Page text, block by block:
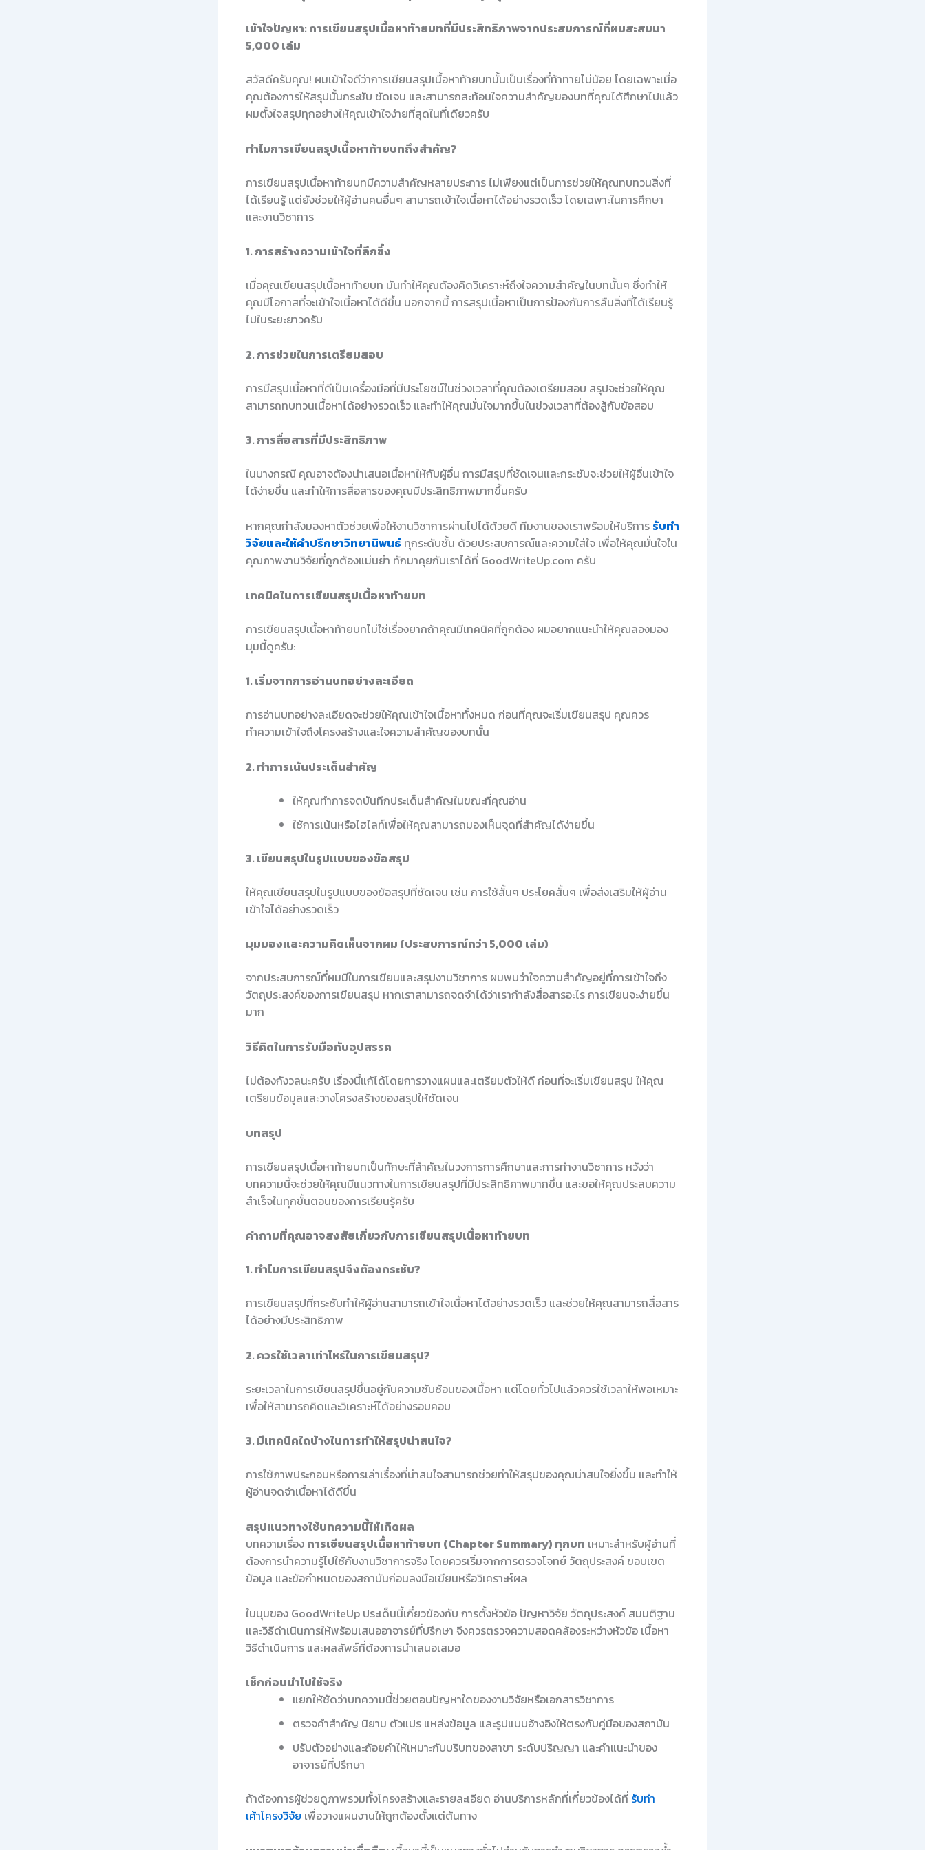
เข้าใจปัญหา: การเขียนสรุปเนื้อหาท้ายบทที่มีประสิทธิภาพจากประสบการณ์ที่ผมสะสมมา
5,000 เล่ม
สวัสดีครับคุณ! ผมเข้าใจดีว่าการเขียนสรุปเนื้อหาท้ายบทนั้นเป็นเรื่องที่ท้าทายไม่น้อย โดยเฉพาะเมื่อ
คุณต้องการให้สรุปนั้นกระชับ ชัดเจน และสามารถสะท้อนใจความสำคัญของบทที่คุณได้ศึกษาไปแล้ว
ผมตั้งใจสรุปทุกอย่างให้คุณเข้าใจง่ายที่สุดในที่เดียวครับ
ทำไมการเขียนสรุปเนื้อหาท้ายบทถึงสำคัญ?
การเขียนสรุปเนื้อหาท้ายบทมีความสำคัญหลายประการ ไม่เพียงแต่เป็นการช่วยให้คุณทบทวนสิ่งที่
ได้เรียนรู้ แต่ยังช่วยให้ผู้อ่านคนอื่นๆ สามารถเข้าใจเนื้อหาได้อย่างรวดเร็ว โดยเฉพาะในการศึกษา
และงานวิชาการ
1. การสร้างความเข้าใจที่ลึกซึ้ง
เมื่อคุณเขียนสรุปเนื้อหาท้ายบท มันทำให้คุณต้องคิดวิเคราะห์ถึงใจความสำคัญในบทนั้นๆ ซึ่งทำให้
คุณมีโอกาสที่จะเข้าใจเนื้อหาได้ดีขึ้น นอกจากนี้ การสรุปเนื้อหาเป็นการป้องกันการลืมสิ่งที่ได้เรียนรู้
ไปในระยะยาวครับ
2. การช่วยในการเตรียมสอบ
การมีสรุปเนื้อหาที่ดีเป็นเครื่องมือที่มีประโยชน์ในช่วงเวลาที่คุณต้องเตรียมสอบ สรุปจะช่วยให้คุณ
สามารถทบทวนเนื้อหาได้อย่างรวดเร็ว และทำให้คุณมั่นใจมากขึ้นในช่วงเวลาที่ต้องสู้กับข้อสอบ
3. การสื่อสารที่มีประสิทธิภาพ
ในบางกรณี คุณอาจต้องนำเสนอเนื้อหาให้กับผู้อื่น การมีสรุปที่ชัดเจนและกระชับจะช่วยให้ผู้อื่นเข้าใจ
ได้ง่ายขึ้น และทำให้การสื่อสารของคุณมีประสิทธิภาพมากขึ้นครับ
หากคุณกำลังมองหาตัวช่วยเพื่อให้งานวิชาการผ่านไปได้ด้วยดี ทีมงานของเราพร้อมให้บริการ รับทำ
วิจัยและให้คำปรึกษาวิทยานิพนธ์ ทุกระดับชั้น ด้วยประสบการณ์และความใส่ใจ เพื่อให้คุณมั่นใจใน
คุณภาพงานวิจัยที่ถูกต้องแม่นยำ ทักมาคุยกับเราได้ที่ GoodWriteUp.com ครับ
เทคนิคในการเขียนสรุปเนื้อหาท้ายบท
การเขียนสรุปเนื้อหาท้ายบทไม่ใช่เรื่องยากถ้าคุณมีเทคนิคที่ถูกต้อง ผมอยากแนะนำให้คุณลองมอง
มุมนี้ดูครับ:
1. เริ่มจากการอ่านบทอย่างละเอียด
การอ่านบทอย่างละเอียดจะช่วยให้คุณเข้าใจเนื้อหาทั้งหมด ก่อนที่คุณจะเริ่มเขียนสรุป คุณควร
ทำความเข้าใจถึงโครงสร้างและใจความสำคัญของบทนั้น
2. ทำการเน้นประเด็นสำคัญ
ให้คุณทำการจดบันทึกประเด็นสำคัญในขณะที่คุณอ่าน
ใช้การเน้นหรือไฮไลท์เพื่อให้คุณสามารถมองเห็นจุดที่สำคัญได้ง่ายขึ้น
3. เขียนสรุปในรูปแบบของข้อสรุป
ให้คุณเขียนสรุปในรูปแบบของข้อสรุปที่ชัดเจน เช่น การใช้สั้นๆ ประโยคสั้นๆ เพื่อส่งเสริมให้ผู้อ่าน
เข้าใจได้อย่างรวดเร็ว
มุมมองและความคิดเห็นจากผม (ประสบการณ์กว่า 5,000 เล่ม)
จากประสบการณ์ที่ผมมีในการเขียนและสรุปงานวิชาการ ผมพบว่าใจความสำคัญอยู่ที่การเข้าใจถึง
วัตถุประสงค์ของการเขียนสรุป หากเราสามารถจดจำได้ว่าเรากำลังสื่อสารอะไร การเขียนจะง่ายขึ้น
มาก
วิธีคิดในการรับมือกับอุปสรรค
ไม่ต้องกังวลนะครับ เรื่องนี้แก้ได้โดยการวางแผนและเตรียมตัวให้ดี ก่อนที่จะเริ่มเขียนสรุป ให้คุณ
เตรียมข้อมูลและวางโครงสร้างของสรุปให้ชัดเจน
บทสรุป
การเขียนสรุปเนื้อหาท้ายบทเป็นทักษะที่สำคัญในวงการการศึกษาและการทำงานวิชาการ หวังว่า
บทความนี้จะช่วยให้คุณมีแนวทางในการเขียนสรุปที่มีประสิทธิภาพมากขึ้น และขอให้คุณประสบความ
สำเร็จในทุกขั้นตอนของการเรียนรู้ครับ
คำถามที่คุณอาจสงสัยเกี่ยวกับการเขียนสรุปเนื้อหาท้ายบท
1. ทำไมการเขียนสรุปจึงต้องกระชับ?
การเขียนสรุปที่กระชับทำให้ผู้อ่านสามารถเข้าใจเนื้อหาได้อย่างรวดเร็ว และช่วยให้คุณสามารถสื่อสาร
ได้อย่างมีประสิทธิภาพ
2. ควรใช้เวลาเท่าไหร่ในการเขียนสรุป?
ระยะเวลาในการเขียนสรุปขึ้นอยู่กับความซับซ้อนของเนื้อหา แต่โดยทั่วไปแล้วควรใช้เวลาให้พอเหมาะ
เพื่อให้สามารถคิดและวิเคราะห์ได้อย่างรอบคอบ
3. มีเทคนิคใดบ้างในการทำให้สรุปน่าสนใจ?
การใช้ภาพประกอบหรือการเล่าเรื่องที่น่าสนใจสามารถช่วยทำให้สรุปของคุณน่าสนใจยิ่งขึ้น และทำให้
ผู้อ่านจดจำเนื้อหาได้ดีขึ้น
สรุปแนวทางใช้บทความนี้ให้เกิดผล
บทความเรื่อง การเขียนสรุปเนื้อหาท้ายบท (Chapter Summary) ทุกบท เหมาะสำหรับผู้อ่านที่
ต้องการนำความรู้ไปใช้กับงานวิชาการจริง โดยควรเริ่มจากการตรวจโจทย์ วัตถุประสงค์ ขอบเขต
ข้อมูล และข้อกำหนดของสถาบันก่อนลงมือเขียนหรือวิเคราะห์ผล
ในมุมของ GoodWriteUp ประเด็นนี้เกี่ยวข้องกับ การตั้งหัวข้อ ปัญหาวิจัย วัตถุประสงค์ สมมติฐาน
และวิธีดำเนินการให้พร้อมเสนออาจารย์ที่ปรึกษา จึงควรตรวจความสอดคล้องระหว่างหัวข้อ เนื้อหา
วิธีดำเนินการ และผลลัพธ์ที่ต้องการนำเสนอเสมอ
เช็กก่อนนำไปใช้จริง
แยกให้ชัดว่าบทความนี้ช่วยตอบปัญหาใดของงานวิจัยหรือเอกสารวิชาการ
ตรวจคำสำคัญ นิยาม ตัวแปร แหล่งข้อมูล และรูปแบบอ้างอิงให้ตรงกับคู่มือของสถาบัน
ปรับตัวอย่างและถ้อยคำให้เหมาะกับบริบทของสาขา ระดับปริญญา และคำแนะนำของ
อาจารย์ที่ปรึกษา
ถ้าต้องการผู้ช่วยดูภาพรวมทั้งโครงสร้างและรายละเอียด อ่านบริการหลักที่เกี่ยวข้องได้ที่ รับทำ
เค้าโครงวิจัย เพื่อวางแผนงานให้ถูกต้องตั้งแต่ต้นทาง